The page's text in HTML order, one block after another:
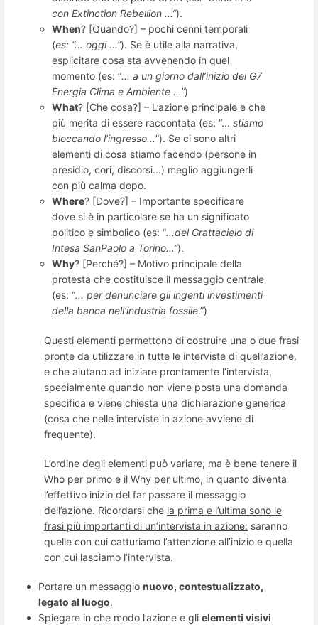
con Extinction Rebellion ...”).
When? [Quando?] – pochi cenni temporali
(es: “... oggi ...”). Se è utile alla narrativa,
esplicitare cosa sta avvenendo in quel
momento (es: “... a un giorno dall’inizio del G7
Energia Clima e Ambiente ...”)
What? [Che cosa?] – L’azione principale e che
più merita di essere raccontata (es: “...stiamo
bloccando l’ingresso...”). Se ci sono altri
elementi di cosa stiamo facendo (persone in
presidio, cori, discorsi...) meglio aggiungerli
con più calma dopo.
Where? [Dove?] – Importante specificare
dove si è in particolare se ha un significato
politico e simbolico (es: “...del Grattacielo di
Intesa SanPaolo a Torino...”).
Why? [Perché?] – Motivo principale della
protesta che costituisce il messaggio centrale
(es: “... per denunciare gli ingenti investimenti
della banca nell’industria fossile.”)
Questi elementi permettono di costruire una o due frasi
pronte da utilizzare in tutte le interviste di quell’azione,
e che aiutano ad iniziare prontamente l’intervista,
specialmente quando non viene posta una domanda
specifica e viene chiesta una dichiarazione generica
(cosa che nelle interviste in azione avviene di
frequente).
L’ordine degli elementi può variare, ma è bene tenere il
Who per primo e il Why per ultimo, in quanto diventa
l’effettivo inizio del far passare il messaggio
dell’azione. Ricordarsi che la prima e l’ultima sono le
frasi più importanti di un’intervista in azione: saranno
quelle con cui catturiamo l’attenzione all’inizio e quella
con cui lasciamo l’intervista.
Portare un messaggio nuovo, contestualizzato,
legato al luogo.
Spiegare in che modo l’azione e gli elementi visivi